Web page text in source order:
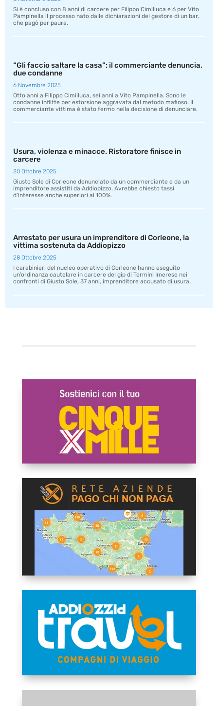
Si è concluso con 8 anni di carcere per Filippo Cimilluca e 6 per Vito
Pampinella il processo nato dalle dichiarazioni del gestore di un bar,
che pagò per paura.
“Gli faccio saltare la casa”: il commerciante denuncia,
due condanne
6 Novembre 2025
Otto anni a Filippo Cimilluca, sei anni a Vito Pampinella. Sono le
condanne inflitte per estorsione aggravata dal metodo mafioso. Il
commerciante vittima è stato fermo nella decisione di denunciare.
Usura, violenza e minacce. Ristoratore finisce in
carcere
30 Ottobre 2025
Giusto Sole di Corleone denunciato da un commerciante e da un
imprenditore assistiti da Addiopizzo. Avrebbe chiesto tassi
d’interesse anche superiori al 100%.
Arrestato per usura un imprenditore di Corleone, la
vittima sostenuta da Addiopizzo
28 Ottobre 2025
I carabinieri del nucleo operativo di Corleone hanno eseguito
un’ordinanza cautelare in carcere del gip di Termini Imerese nei
confronti di Giusto Sole, 37 anni, imprenditore accusato di usura.